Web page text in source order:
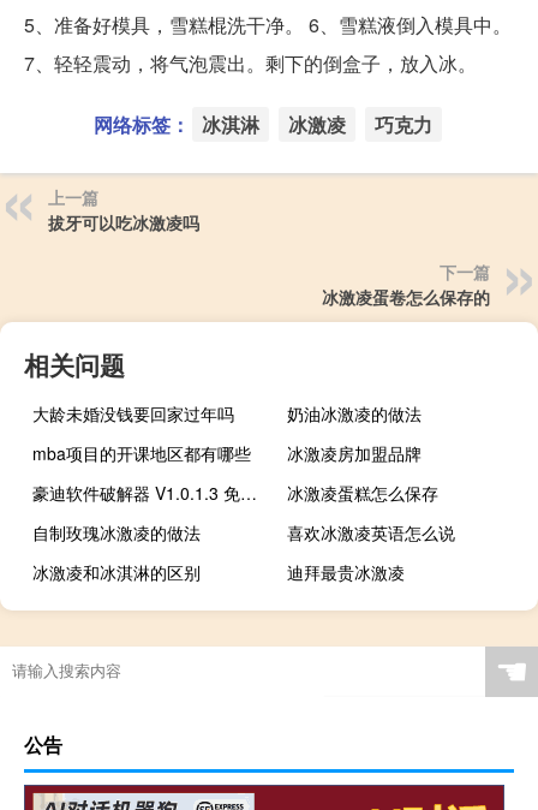
5、准备好模具，雪糕棍洗干净。 6、雪糕液倒入模具中。
7、轻轻震动，将气泡震出。剩下的倒盒子，放入冰。
网络标签： 冰淇淋 冰激凌 巧克力
上一篇
拔牙可以吃冰激凌吗
下一篇
冰激凌蛋卷怎么保存的
相关问题
大龄未婚没钱要回家过年吗
奶油冰激凌的做法
mba项目的开课地区都有哪些
冰激凌房加盟品牌
豪迪软件破解器 V1.0.1.3 免费版（豪迪软件破解器 V1.0.1.3 免费版功能简介）
冰激凌蛋糕怎么保存
自制玫瑰冰激凌的做法
喜欢冰激凌英语怎么说
冰激凌和冰淇淋的区别
迪拜最贵冰激凌
☚
公告